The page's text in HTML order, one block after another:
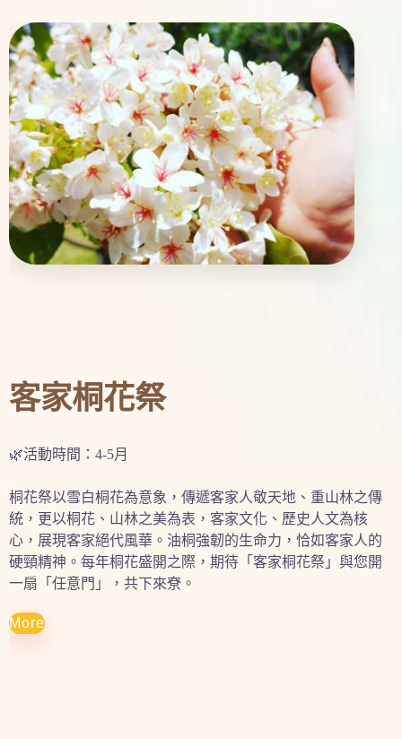
客家桐花祭
🌿活動時間：4-5月
桐花祭以雪白桐花為意象，傳遞客家人敬天地、重山林之傳
統，更以桐花、山林之美為表，客家文化、歷史人文為核
心，展現客家絕代風華。油桐強韌的生命力，恰如客家人的
硬頸精神。每年桐花盛開之際，期待「客家桐花祭」與您開
一扇「任意門」，共下來尞。
More